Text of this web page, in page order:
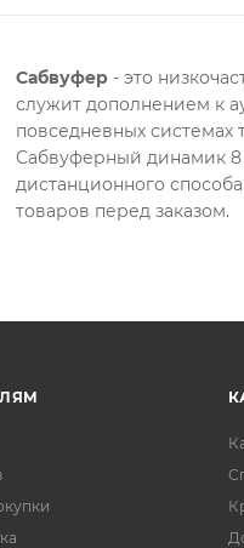
Сабвуфер - это
служит дополнением к
повседневных системах
Сабвуферный динамик 8
дистанционного
товаров перед заказом.